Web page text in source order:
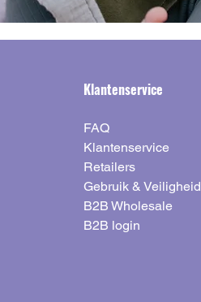
Klantenservice
FAQ
Klantenservice
Retailers
Gebruik & Veiligheid
B2B Wholesale
B2B login